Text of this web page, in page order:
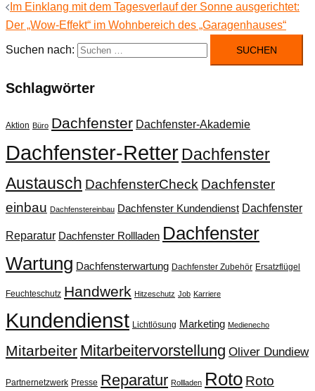
Im Einklang mit dem Tagesverlauf der Sonne ausgerichtet:
Der „Wow-Effekt“ im Wohnbereich des „Garagenhauses“
Suchen nach:
Schlagwörter
Aktion Büro Dachfenster Dachfenster-Akademie
Dachfenster-RetterDachfenster
Austausch DachfensterCheck Dachfenster
einbau Dachfenstereinbau Dachfenster Kundendienst Dachfenster
Reparatur Dachfenster Rollladen Dachfenster
Wartung Dachfensterwartung Dachfenster Zubehör Ersatzflügel
Feuchteschutz Handwerk Hitzeschutz Job Karriere
Kundendienst Lichtlösung Marketing Medienecho
Mitarbeiter Mitarbeitervorstellung Oliver Dundiew
Partnernetzwerk Presse Reparatur Rollladen Roto Roto